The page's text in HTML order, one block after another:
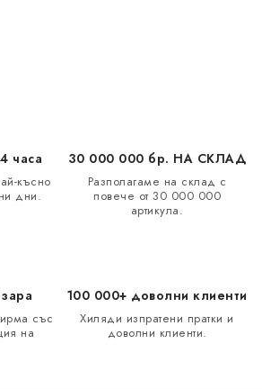
часа
късно
дни.
30 000 000 бр. НА СКЛАД
Разполагаме на склад с
повече от 30 000 000
артикула.
със
на
100 000+ доволни клиенти
Хиляди изпратени пратки и
доволни клиенти.